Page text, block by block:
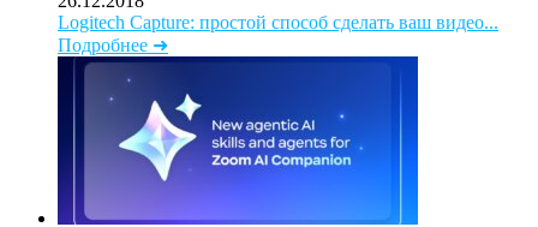
Logitech Capture: простой способ сделать ваш видео...
Подробнее ➜